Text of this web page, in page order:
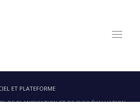
ET PLATEFORME
DE PLANIFICATION ET DE SUIVI ÉVALUATION